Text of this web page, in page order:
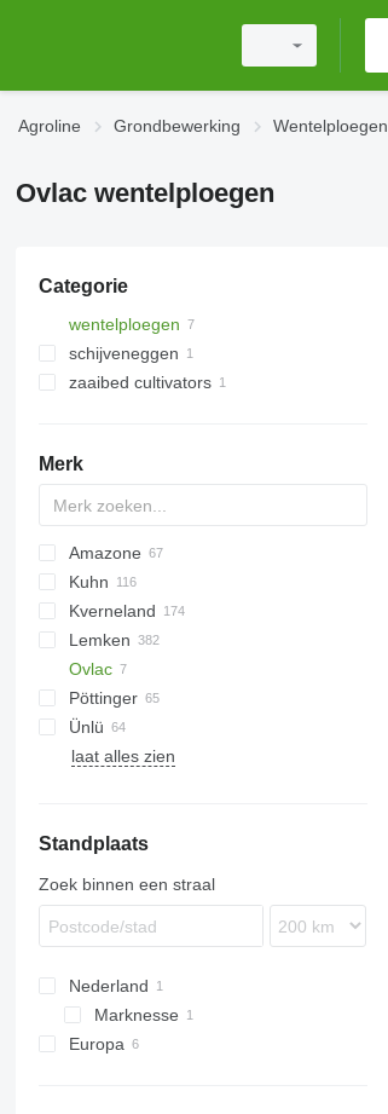
Agroline Grondbewerking Wentelploegen
Ovlac wentelploegen
Categorie
wentelploegen
schijveneggen
schijfploegen
zaaibed cultivators
Merk
PON
Amazone
Catros
Cayron
Cayros
Teres
Tyrok
U-series
Mirco
RB
RWY
SPB
SPSL
Voyager S
Joker
Helix
Mustang
Kuhn
Challenger
Discover
Manager
MultiMaster
Vari-Master
Kverneland
EG
ES
LD
PB
PW
RN
RX
Rebell Classic
Lemken
Diamant
EurOpal
EuroDiamant
Juwel
VariOpal
VariTitan
L-series
Master
Ovlac
Pöttinger
Rotocare
Servo
Atlant
Albatros
Kormoran
Eurostar
ArcoAgro
Downhil
IBIS
VIS
PON
XMS
Carrier
Ünlü
laat alles zien
Standplaats
Zoek binnen een straal
Nederland
Marknesse
Europa